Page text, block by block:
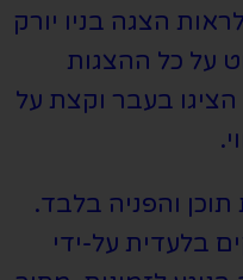
הצגה בניו יורק
על כל ההצגות
בעבר וקצת על
והפניה בלבד.
בלעדית על-ידי